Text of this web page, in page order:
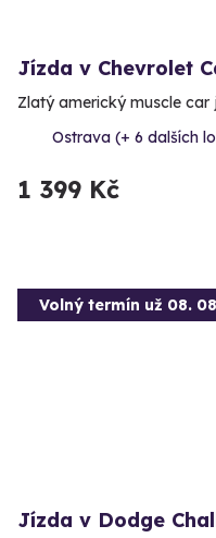
Jízda v Chevrolet
Zlatý americký muscle car
Ostrava (+ 6 dalších
1 399 Kč
Volný termín už 08.
Jízda v Dodge